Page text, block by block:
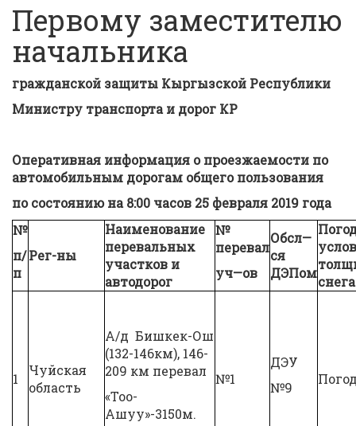
Первому заместителю
начальника
гражданской защиты Кыргызской Республики
Министру транспорта и дорог КР
Оперативная информация о проезжаемости по
автомобильным дорогам общего пользования
по состоянию на 8:00 часов 25 февраля 2019 года
№
п/
п
Рег-ны
Наименование
перевальных
участков и
автодорог
№
перевал
уч—ов
Обсл—
ся
ДЭПом
снега
1
Чуйская
область
А/д Бишкек-Ош
(132-146км), 146-
209 км перевал
«Тоо-
Ашуу»-3150м.
№1
ДЭУ
№9